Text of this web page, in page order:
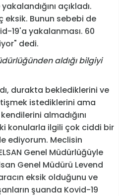
açıkladı.
eksik. Bunun sebebi de
19'a yakalanması. 60
dedi.
aldığı bilgiyi
durakta beklediklerini ve
istediklerini ama
almadığını
konularla ilgili çok ciddi bir
ediyorum. Meclisin
Genel Müdürlüğüyle
Genel Müdürü Levend
eksik olduğunu ve
şuanda Kovid-19